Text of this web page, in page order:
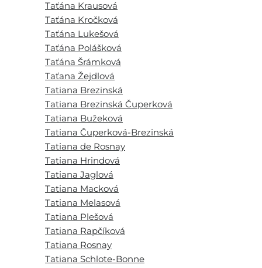
Taťána Krausová
Taťána Kročková
Taťána Lukešová
Taťána Polášková
Taťána Šrámková
Taťana Žejdlová
Tatiana Brezinská
Tatiana Brezinská Čuperková
Tatiana Bužeková
Tatiana Čuperková-Brezinská
Tatiana de Rosnay
Tatiana Hrindová
Tatiana Jaglová
Tatiana Macková
Tatiana Melasová
Tatiana Plešová
Tatiana Rapčíková
Tatiana Rosnay
Tatiana Schlote-Bonne